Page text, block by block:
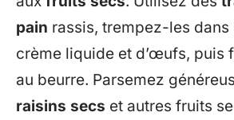
pain rassis, trempez-les dans
crème liquide et d’œufs, puis
au beurre. Parsemez
raisins secs et autres fruits